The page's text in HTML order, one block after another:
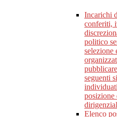
Incarichi
conferiti,
politico
selezione
seguenti
posizione
Elenco